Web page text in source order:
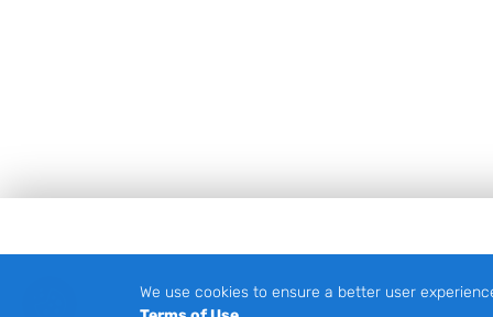
We use cookies to ensure a better user